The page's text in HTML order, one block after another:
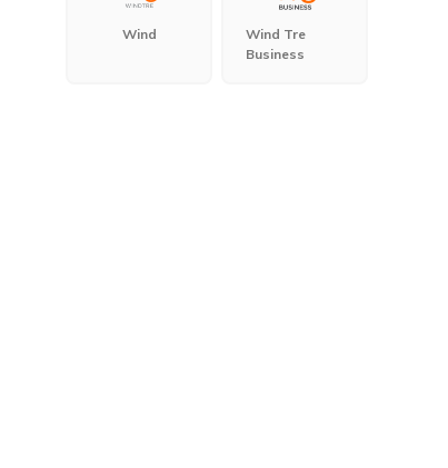
Wind
Wind Tre
Business